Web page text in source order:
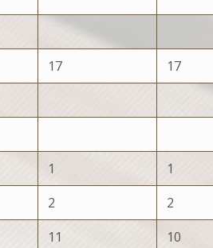
17 17
1 1
2 2
11 10